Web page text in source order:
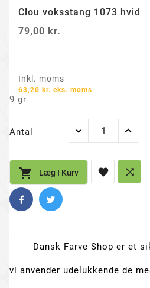
Clou voksstang 1073 hvid
79,00 kr.
Inkl. moms
63,20 kr. eks. moms
9 gr
Antal
 Læg I Kurv  
Dansk Farve Shop er et
vi anvender udelukkende de